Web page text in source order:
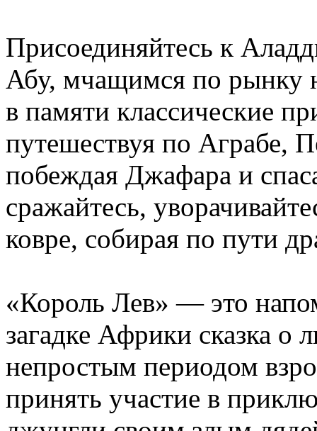
Присоединяйтесь к
Абу, мчащимся по рынку
в памяти классические
путешествуя по Аграбе,
побеждая Джафара и
сражайтесь,
ковре, собирая по пути
«Король Лев» — это
загадке Африки сказка о
непростым периодом
принять участие в